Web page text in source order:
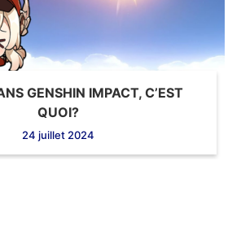
GENSHIN IMPACT, C’EST
QUOI?
24 juillet 2024